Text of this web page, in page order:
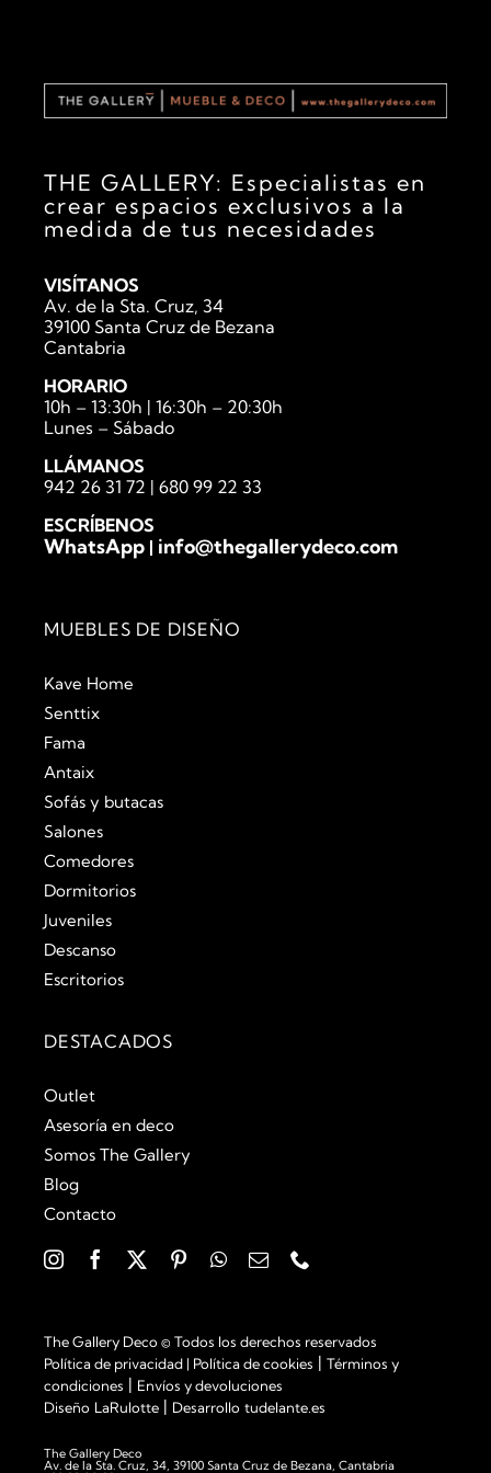
THE GALLERY: Especialistas en
crear espacios exclusivos a la
medida de tus necesidades
VISÍTANOS
Av. de la Sta. Cruz, 34
39100 Santa Cruz de Bezana
Cantabria
HORARIO
10h – 13:30h | 16:30h – 20:30h
Lunes – Sábado
LLÁMANOS
942 26 31 72 | 680 99 22 33
ESCRÍBENOS
WhatsApp| info@thegallerydeco.com
MUEBLES DE DISEÑO
Kave Home
Senttix
Fama
Antaix
Sofás y butacas
Salones
Comedores
Dormitorios
Juveniles
Descanso
Escritorios
DESTACADOS
Outlet
Asesoría en deco
Somos The Gallery
Blog
Contacto
The Gallery Deco © Todos los derechos reservados
Política de privacidad| Política de cookies | Términos y
condiciones | Envíos y devoluciones
Diseño LaRulotte| Desarrollo tudelante.es
The Gallery Deco
Av. de la Sta. Cruz, 34, 39100 Santa Cruz de Bezana, Cantabria